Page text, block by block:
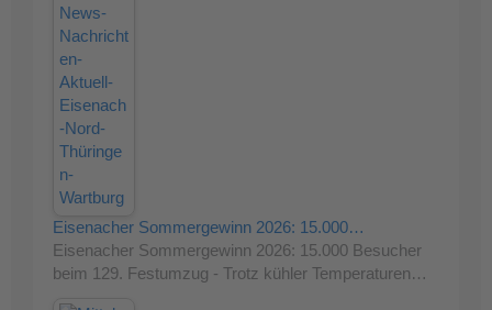
Eisenacher Sommergewinn 2026: 15.000…
Eisenacher Sommergewinn 2026: 15.000 Besucher
beim 129. Festumzug - Trotz kühler Temperaturen…